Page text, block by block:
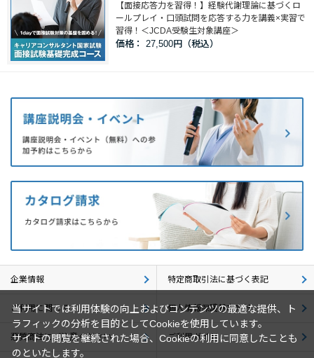
【面接応答力を習得！】経験代謝理論に基づくロ
ールプレイ・口頭試問を応答する力を講義×実習で
習得！＜JCDA受験生対象講座＞
価格： 27,500円
企業情報 特定商取引法に基づく表記
ご利用に関して 個人情報保護基本方針
悪質商法にご注意ください ご利用ガイド
当サイトでは利用体験の向上およびコンテンツの最適な提供、ト
ラフィックの分析を目的としてCookieを使用しています。
サイトの閲覧を継続された場合、Cookieの利用に同意したことも
のといたします。